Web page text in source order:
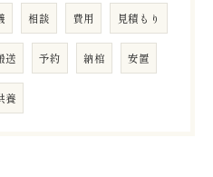
相談 費用 見積もり
送 予約 納棺 安置
養